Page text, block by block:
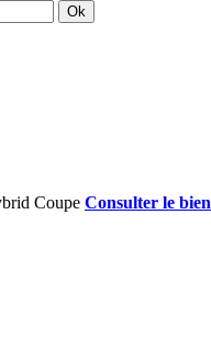
Ok
Consulter le bien